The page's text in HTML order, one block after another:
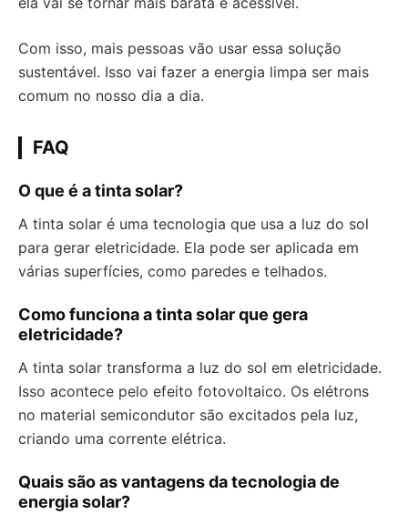
Com isso, mais pessoas vão usar essa solução
sustentável. Isso vai fazer a energia limpa ser mais
comum no nosso dia a dia.
FAQ
O que é a tinta solar?
A tinta solar é uma tecnologia que usa a luz do sol
para gerar eletricidade. Ela pode ser aplicada em
várias superfícies, como paredes e telhados.
Como funciona a tinta solar que gera
eletricidade?
A tinta solar transforma a luz do sol em eletricidade.
Isso acontece pelo efeito fotovoltaico. Os elétrons
no material semicondutor são excitados pela luz,
criando uma corrente elétrica.
Quais são as vantagens da tecnologia de
energia solar?